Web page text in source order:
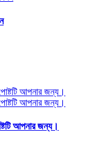
আপনার জন্য।